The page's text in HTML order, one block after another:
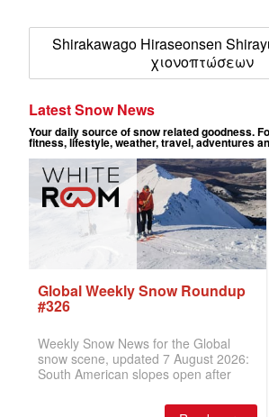
Shirakawago Hiraseonsen
χιονοπτώσεων